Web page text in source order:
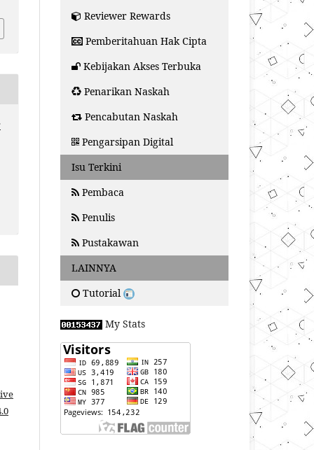
Reviewer Rewards
Pemberitahuan Hak Cipta
Kebijakan Akses Terbuka
Penarikan Naskah
Pencabutan Naskah
Pengarsipan Digital
Isu Terkini
Pembaca
Penulis
Pustakawan
LAINNYA
Tutorial
My Stats